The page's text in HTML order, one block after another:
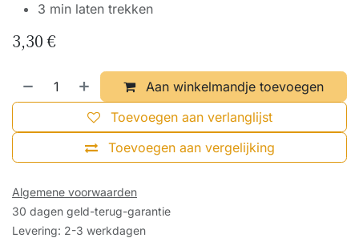
3 min laten trekken
3,30€
Aan winkelmandje toevoegen
Toevoegen aan vergelijking
Toevoegen aan verlanglijst
Algemene voorwaarden
30 dagen geld-terug-garantie
Levering: 2-3 werkdagen